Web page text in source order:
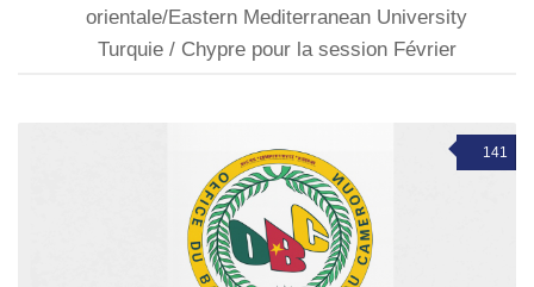
orientale/Eastern Mediterranean University
Turquie / Chypre pour la session Février
141